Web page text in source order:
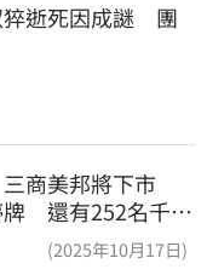
逝死因成謎　團
商美邦將下市
牌 還有252名千張
(2025年10月17日)